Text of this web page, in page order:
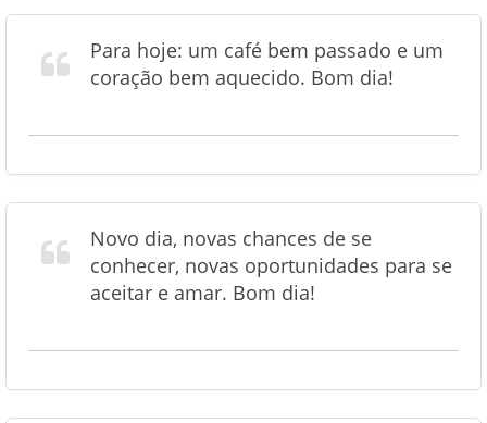
Para hoje: um café bem passado e um
coração bem aquecido. Bom dia!
Novo dia, novas chances de se
conhecer, novas oportunidades para se
aceitar e amar. Bom dia!